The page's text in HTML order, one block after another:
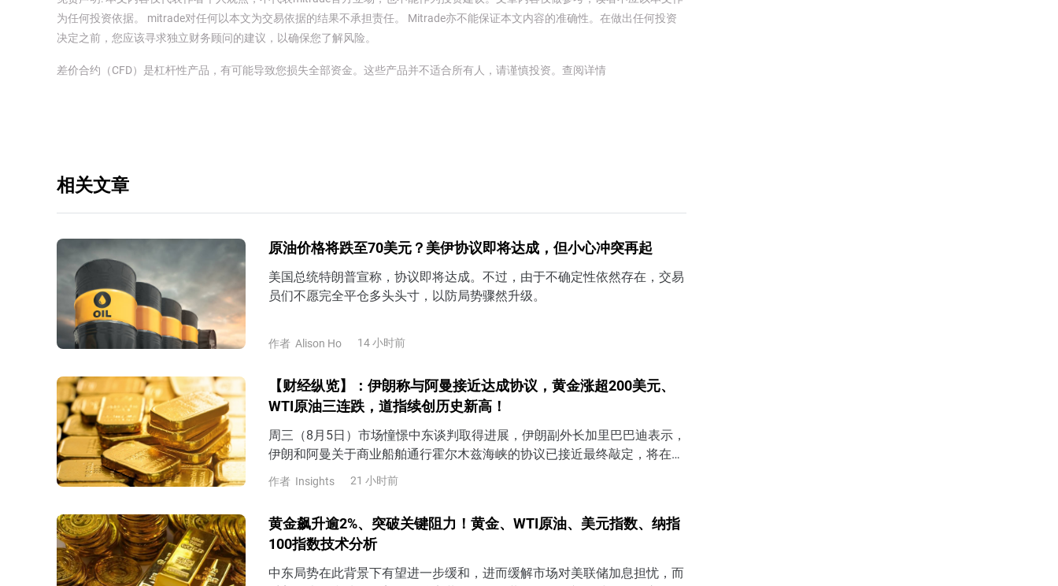
为任何投资依据。 mitrade对任何以本文为交易依据的结果不承担责任。 Mitrade亦不能保证本文内容的准确性。在做出任何投资
决定之前，您应该寻求独立财务顾问的建议，以确保您了解风险。
差价合约（CFD）是杠杆性产品，有可能导致您损失全部资金。这些产品并不适合所有人，请谨慎投资。 查阅详情
相关文章
原油价格将跌至70美元？美伊协议即将达成，但小心冲突再起
美国总统特朗普宣称，协议即将达成。不过，由于不确定性依然存在，交易
员们不愿完全平仓多头头寸，以防局势骤然升级。
作者 Alison Ho 14 小时前
【财经纵览】：伊朗称与阿曼接近达成协议，黄金涨超200美元、
WTI原油三连跌，道指续创历史新高！
周三（8月5日）市场憧憬中东谈判取得进展，伊朗副外长加里巴巴迪表示，
伊朗和阿曼关于商业船舶通行霍尔木兹海峡的协议已接近最终敲定，将在霍
尔木兹海峡建立一种不同于过去60年的新通行模式。WTI原油进一步下探至
74.2美元，续创逾三周新低。黄金飙升逾4%，一举突破4200美元至日内高
11%，最终回吐全部涨幅，收跌超4%。
作者 Insights 21 小时前
黄金飙升逾2%、突破关键阻力！黄金、WTI原油、美元指数、纳指
100指数技术分析
中东局势在此背景下有望进一步缓和，进而缓解市场对美联储加息担忧，而